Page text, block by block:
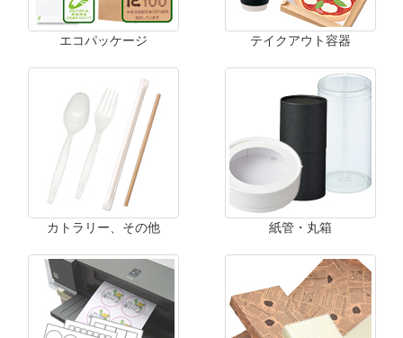
エコパッケージ テイクアウト容器
カトラリー、その他 紙管・丸箱